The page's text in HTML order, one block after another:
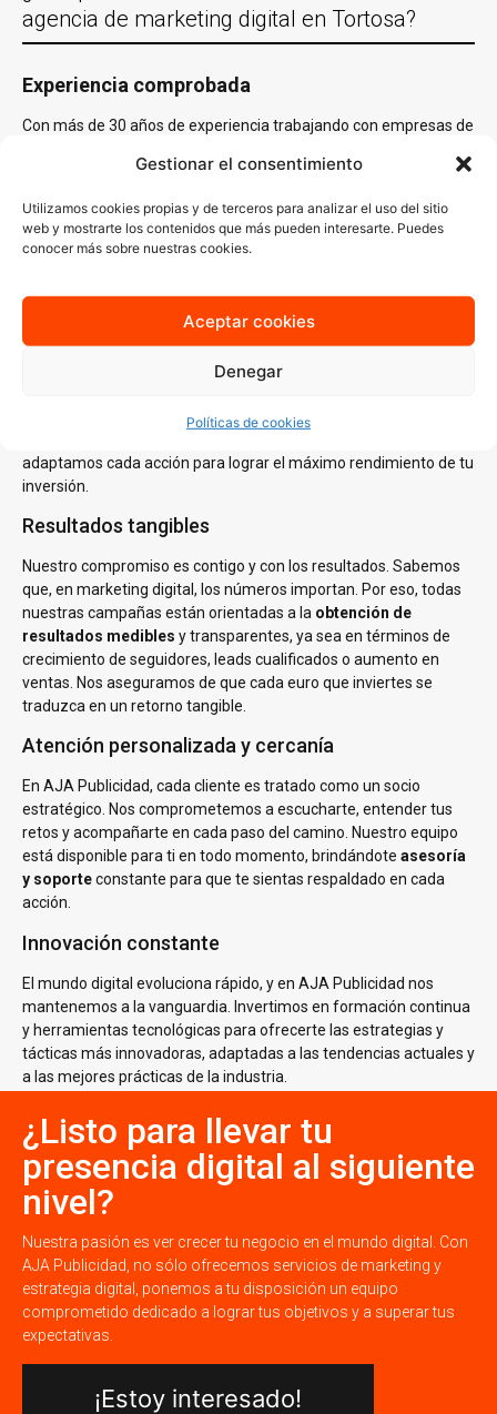
Gestionar el consentimiento
Utilizamos cookies propias y de terceros para analizar el uso del sitio
web y mostrarte los contenidos que más pueden interesarte. Puedes
conocer más sobre nuestras cookies.
Aceptar cookies
Denegar
Políticas de cookies
agencia de marketing digital en Tortosa?
Experiencia comprobada
Con más de 30 años de experiencia trabajando con empresas de
especialistas en distintas áreas delmarketing digital
, conocemos
Nuestro conocimiento del mercado local es clave para generar
estrategias que no solo lleguen a tu audiencia ideal, sino que
Estrategias personalizadas
En AJA Publicidad, no creemos en las soluciones de talla única.
Cada estrategia que diseñamos se basa en un
específicos. Desde la creación de contenido atractivo hasta
adaptamos cada acción para lograr el máximo rendimiento de tu
inversión.
Resultados tangibles
Nuestro compromiso es contigo y con los resultados. Sabemos
que, en marketing digital, los números importan. Por eso, todas
nuestras campañas están orientadas a la obtención de
resultados medibles y transparentes, ya sea en términos de
crecimiento de seguidores, leads cualificados o aumento en
ventas. Nos aseguramos de que cada euro que inviertes se
traduzca en un retorno tangible.
Atención personalizada y cercanía
En AJA Publicidad, cada cliente es tratado como un socio
estratégico. Nos comprometemos a escucharte, entender tus
retos y acompañarte en cada paso del camino. Nuestro equipo
está disponible para ti en todo momento, brindándote asesoría
y soporteconstante para que te sientas respaldado en cada
acción.
Innovación constante
El mundo digital evoluciona rápido, y en AJA Publicidad nos
mantenemos a la vanguardia. Invertimos en formación continua
y herramientas tecnológicas para ofrecerte las estrategias y
tácticas más innovadoras, adaptadas a las tendencias actuales y
a las mejores prácticas de la industria.
¿Listo para llevar tu
presencia digital al siguiente
nivel?
Nuestra pasión es ver crecer tu negocio en el mundo digital. Con
AJA Publicidad, no sólo ofrecemos servicios de marketing y
estrategia digital, ponemos a tu disposición un equipo
comprometido dedicado a lograr tus objetivos y a superar tus
expectativas.
¡Estoy interesado!